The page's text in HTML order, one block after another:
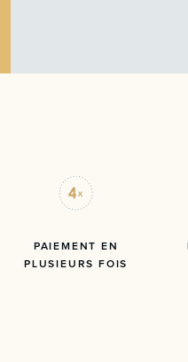
PAIEMENT EN
PLUSIEURS FOIS